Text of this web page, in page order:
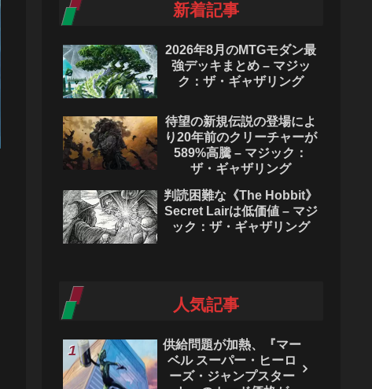
新着記事
2026年8月のMTGモダン最
強デッキまとめ – マジッ
ク：ザ・ギャザリング
待望の新規伝説の登場によ
り20年前のクリーチャーが
589%高騰 – マジック：
ザ・ギャザリング
判読困難な《The Hobbit》
Secret Lairは低価値 – マジ
ック：ザ・ギャザリング
人気記事
供給問題が加熱、『マー
ベル スーパー・ヒーロ
ーズ・ジャンプスター